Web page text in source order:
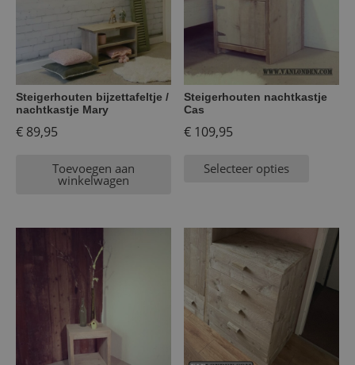
Steigerhouten bijzettafeltje /
nachtkastje Mary
€ 89,95
Toevoegen aan
winkelwagen
Steigerhouten nachtkastje
Cas
€ 109,95
Selecteer opties